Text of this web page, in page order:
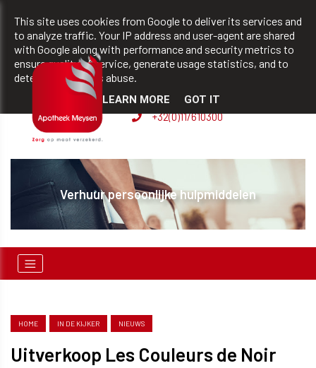
team@apotheekmeysen.be +32(0)11/610300
BVBA apotheek Patrick
Meysen
+32(0)11/610300
Verhuur persoonlijke hulpmiddelen
HOME IN DE KIJKER NIEUWS
Uitverkoop Les Couleurs de Noir
This site uses cookies from Google to deliver its services and
to analyze traffic. Your IP address and user-agent are shared
with Google along with performance and security metrics to
ensure quality of service, generate usage statistics, and to
detect and address abuse.
LEARN MORE GOT IT